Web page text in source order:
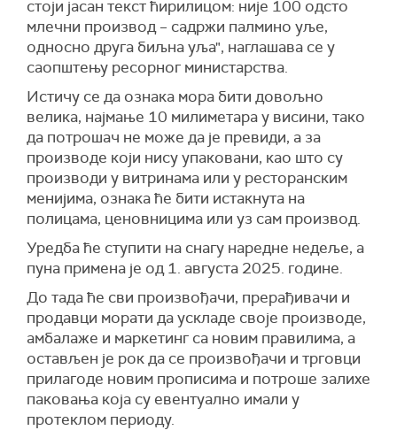
стоји јасан текст ћирилицом: није 100 одсто
млечни производ – садржи палмино уље,
односно друга биљна уља", наглашава се у
саопштењу ресорног министарства.
Истичу се да ознака мора бити довољно
велика, најмање 10 милиметара у висини, тако
да потрошач не може да је превиди, а за
производе који нису упаковани, као што су
производи у витринама или у ресторанским
менијима, ознака ће бити истакнута на
полицама, ценовницима или уз сам производ.
Уредба ће ступити на снагу наредне недеље, а
пуна примена је од 1. августа 2025. године.
До тада ће сви произвођачи, прерађивачи и
продавци морати да ускладе своје производе,
амбалаже и маркетинг са новим правилима, а
остављен је рок да се произвођачи и трговци
прилагоде новим прописима и потроше залихе
паковања која су евентуално имали у
протеклом периоду.